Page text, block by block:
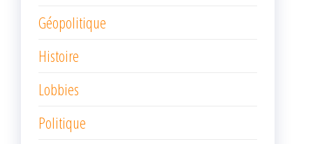
Géopolitique
Histoire
Lobbies
Politique